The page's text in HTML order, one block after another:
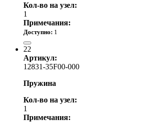
Кол-во на узел:
1
Примечания:
Доступно: 1
22
Артикул:
12831-35F00-000
Пружина
Кол-во на узел:
1
Примечания: